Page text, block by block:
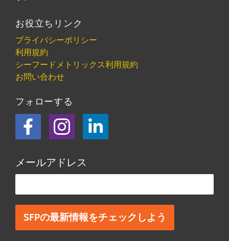
お役立ちリンク
プライバシーポリシー
利用規約
シーフードメトリックス利用規約
お問い合わせ
フォローする
フェイスブック
Instagram
LinkedIn
メールアドレス